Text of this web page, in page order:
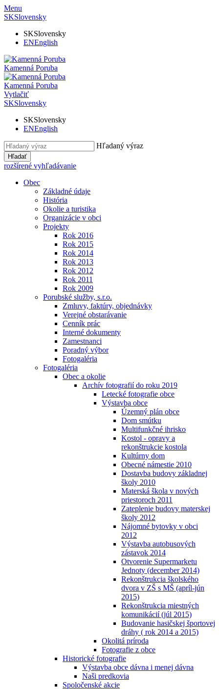
Menu
SKSlovensky
SKSlovensky
ENEnglish
Kamenná Poruba
Kamenná Poruba
Vytlačiť
SKSlovensky
SKSlovensky
ENEnglish
Hľadaný výraz
Hľadať
rozšírené vyhľadávanie
Obec
Základné údaje
História
Okolie a turistika
Organizácie v obci
Projekty
Rok 2016
Rok 2015
Rok 2014
Rok 2013
Rok 2012
Rok 2011
Rok 2009
Porubské služby, s.r.o.
Zmluvy, faktúry, objednávky
Verejné obstarávanie
Cenník prác
Interné dokumenty
Zamestnanci
Poradný výbor
Fotogaléria
Fotogaléria
Obec a okolie
Archív fotografií do roku 2019
Letecké fotografie obce
Výstavba obce
Územný plán obce
Dom smútku
Multifunkčné ihrisko
Kostol - opravy a
rekonštrukcie kostola
Kultúrny dom
Obecné námestie 2010
Dostavba budovy základnej
školy 2010
Materská škola v nových
priestoroch 2011
Zateplenie budovy materskej
školy 2012
Nájomné bytovky v obci
2012
Výstavba autobusových
zástavok 2014
Otvorenie Supermarketu
Jednoty (december 2014)
Rekonštrukcia školského
dvora v ZŠ s MŠ (apríl-jún
2015)
Rekonštrukcia miestných
komunikácií (júl 2015)
Budovanie hasičskej športovej
dráhy ( rok 2014 a 2015)
Okolitá príroda
Fotografie z obce
Historické fotografie
Výstavba obce dávna i menej dávna
Naši predkovia
Spoločenské akcie